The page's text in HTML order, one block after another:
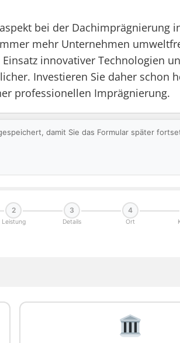
bei der Dachimprägnierung
mehr Unternehmen
innovativer Technologien
Investieren Sie daher schon
professionellen Imprägnierung.
damit Sie das Formular später
2
Leistung
3
Details
4
Ort